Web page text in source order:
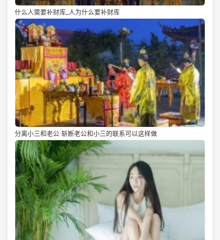
什么人需要补财库_人为什么要补财库
分离小三和老公 斩断老公和小三的联系可以这样做